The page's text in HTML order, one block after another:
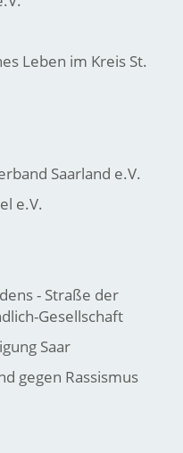
Leben im Kreis St.
Saarland e.V.
e.V.
- Straße der
Gesellschaft
Saar
gegen Rassismus